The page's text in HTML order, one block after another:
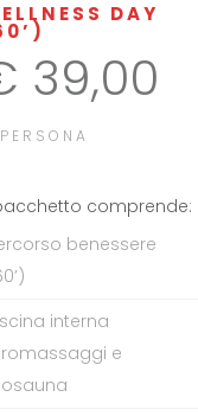
DAY
39,00
comprende:
benessere
interna
e